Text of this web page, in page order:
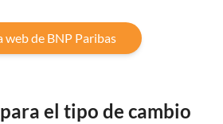
web de BNP Paribas
el tipo de cambio